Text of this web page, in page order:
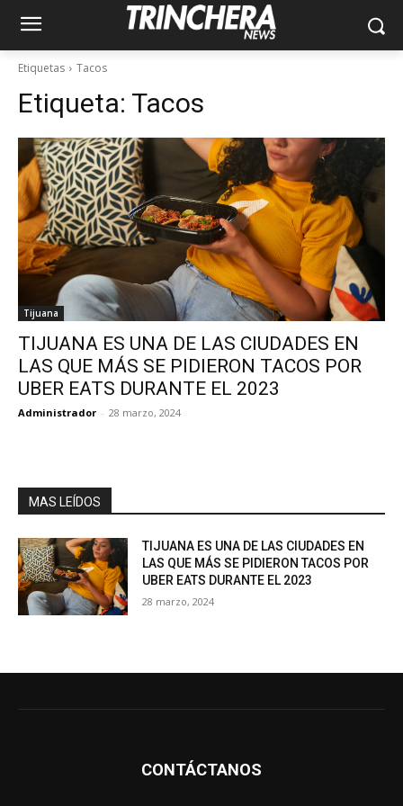
Etiquetas Tacos
Etiqueta: Tacos
Tijuana
TIJUANA ES UNA DE LAS CIUDADES EN
LAS QUE MÁS SE PIDIERON TACOS POR
UBER EATS DURANTE EL 2023
Administrador - 28 marzo, 2024
MAS LEÍDOS
TIJUANA ES UNA DE LAS CIUDADES EN
LAS QUE MÁS SE PIDIERON TACOS POR
UBER EATS DURANTE EL 2023
28 marzo, 2024
CONTÁCTANOS